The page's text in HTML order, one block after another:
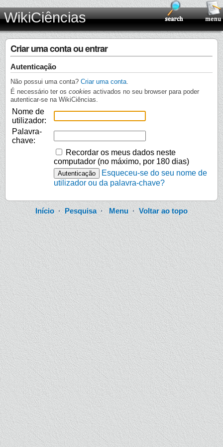
WikiCiências
Criar uma conta ou entrar
Autenticação
Não possui uma conta? Criar uma conta
É necessário ter os cookies activados no seu browser para poder
autenticar-se na WikiCiências.
Nome de
utilizador:
Palavra-
chave:
Recordar os meus dados neste
computador (no máximo, por 180 dias)
Esqueceu-se do seu nome de
utilizador ou da palavra-chave?
Início· Pesquisa·Menu ·Voltar ao topo